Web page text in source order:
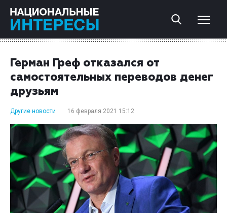
Герман Греф отказался от
самостоятельных переводов денег
друзьям
Другие новости 16 февраля 2021 15:12